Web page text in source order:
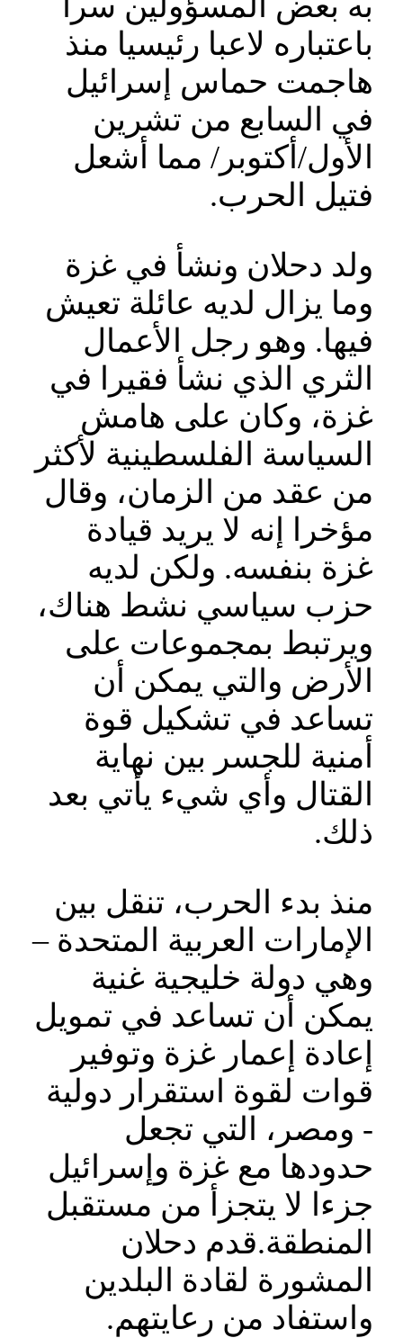
باعتباره لاعبا رئيسيا منذ
هاجمت حماس إسرائيل
في السابع من تشرين
الأول/أكتوبر/ مما أشعل
فتيل الحرب.
‎ولد دحلان ونشأ في غزة
وما يزال لديه عائلة تعيش
فيها. وهو رجل الأعمال
الثري الذي نشأ فقيرا في
غزة، وكان على هامش
السياسة الفلسطينية لأكثر
من عقد من الزمان، وقال
مؤخرا إنه لا يريد قيادة
غزة بنفسه. ولكن لديه
حزب سياسي نشط هناك،
ويرتبط بمجموعات على
الأرض والتي يمكن أن
تساعد في تشكيل قوة
أمنية للجسر بين نهاية
القتال وأي شيء يأتي بعد
ذلك.
‎منذ بدء الحرب، تنقل بين
الإمارات العربية المتحدة –
وهي دولة خليجية غنية
‎يمكن أن تساعد في تمويل
إعادة إعمار غزة وتوفير
قوات لقوة استقرار دولية
‎- ومصر، التي تجعل
حدودها مع غزة وإسرائيل
جزءا لا يتجزأ من مستقبل
المنطقة.‎قدم دحلان
المشورة لقادة البلدين
واستفاد من رعايتهم.